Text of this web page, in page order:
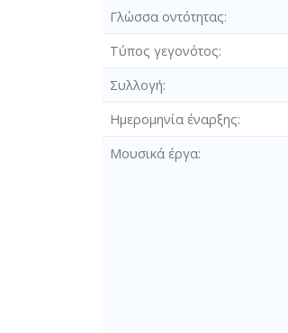
Γλώσσα οντότητας
Τύπος γεγονότος
Συλλογή
Ημερομηνία έναρξης
Μουσικά έργα